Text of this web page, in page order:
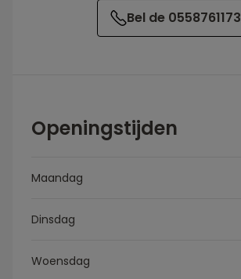
Bel de 0558761173
Openingstijden
Maandag
Dinsdag
Woensdag